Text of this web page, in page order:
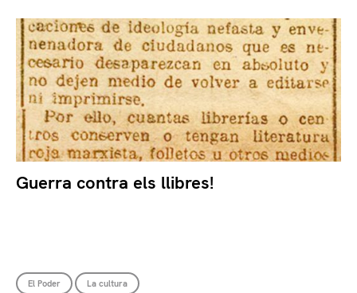
Guerra contra els llibres!
El Poder La cultura